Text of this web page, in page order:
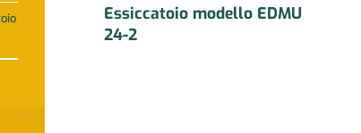
Essiccatoio modello EDMU
24-2